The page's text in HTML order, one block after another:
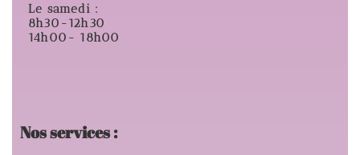
Le samedi :
8h30-12h30
14h00- 18h00
Nos services :